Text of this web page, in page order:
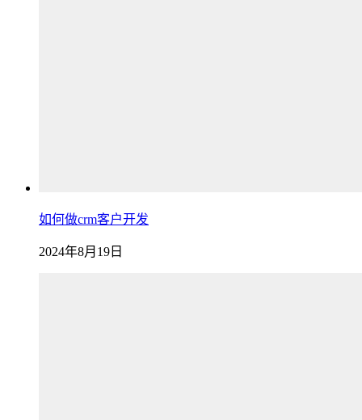
如何做crm客户开发
2024年8月19日